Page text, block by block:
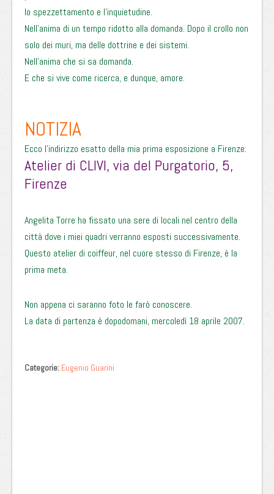
lo spezzettamento e l’inquietudine.
Nell’anima di un tempo ridotto alla domanda. Dopo il crollo non
solo dei muri, ma delle dottrine e dei sistemi.
Nell’anima che si sa domanda.
E che si vive come ricerca, e dunque, amore.
NOTIZIA
Ecco l’indirizzo esatto della mia prima esposizione a Firenze:
Atelier di CLIVI, via del Purgatorio, 5,
Firenze
Angelita Torre ha fissato una sere di locali nel centro della
città dove i miei quadri verranno esposti successivamente.
Questo atelier di coiffeur, nel cuore stesso di Firenze, è la
prima meta.
Non appena ci saranno foto le farò conoscere.
La data di partenza è dopodomani, mercoledì 18 aprile 2007.
Categorie: Eugenio Guarini